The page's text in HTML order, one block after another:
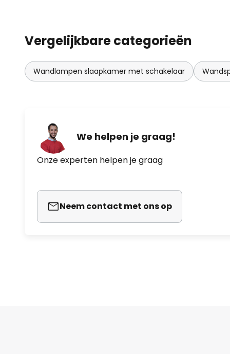
Vergelijkbare categorieën
Wandlampen slaapkamer met schakelaar
We helpen je graag!
Onze experten helpen je graag
Neem contact met ons op